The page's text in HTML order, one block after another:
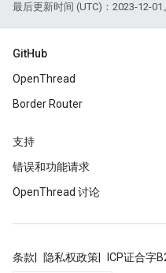
最后更新时间 (UTC)：2023-12-01
GitHub
OpenThread
Border Router
支持
错误和功能请求
OpenThread 讨论
条款 隐私权政策 ICP证合字